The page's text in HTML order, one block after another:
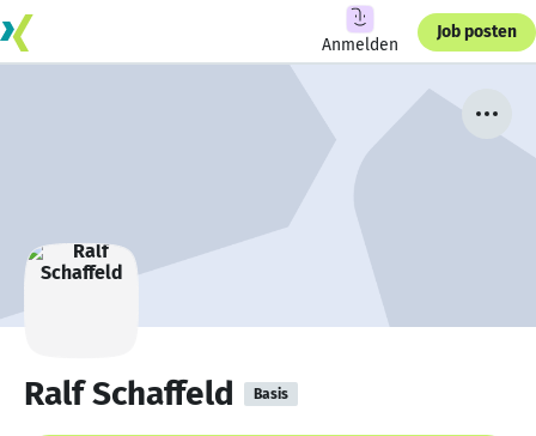
Anmelden
Job posten
Ralf Schaffeld Basis